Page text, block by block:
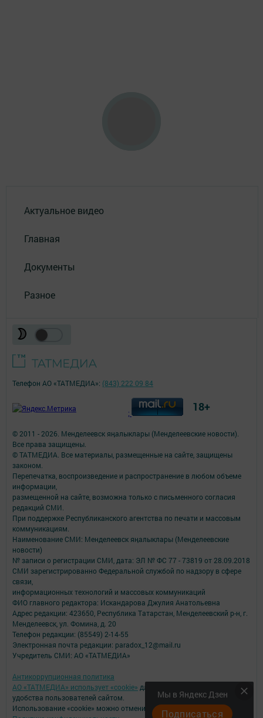
Актуальное видео
Главная
Документы
Разное
Мы в Яндекс Дзен
Подписаться
© 2011 - 2026. Менделеевск яӊалыклары (Менделеевские новости).
Все права защищены.
© ТАТМЕДИА. Все материалы, размещенные на сайте, защищены
законом.
Перепечатка, воспроизведение и распространение в любом объеме
информации,
размещенной на сайте, возможна только с письменного согласия
редакций СМИ.
При поддержке Республиканского агентства по печати и массовым
коммуникациям.
Наименование СМИ: Менделеевск яӊалыклары (Менделеевские
новости)
№ записи о регистрации СМИ, дата: ЭЛ № ФС 77 - 73819 от 28.09.2018
СМИ зарегистрированно Федеральной службой по надзору в сфере
связи,
информационных технологий и массовых коммуникаций
ФИО главного редактора: Искандарова Джулия Анатольевна
Адрес редакции: 423650, Республика Татарстан, Менделеевский р-н, г.
Менделеевск, ул. Фомина, д. 20
Телефон редакции: (85549) 2-14-55
Электронная почта редакции: paradox_12@mail.ru
Учредитель СМИ: АО «ТАТМЕДИА»
Антикоррупционная политика
АО «ТАТМЕДИА» использует «cookie» для персонализации сервисов и
удобства пользователей сайтом.
Использование «cookie» можно отменить в настройках браузера.
Телефон АО «ТАТМЕДИА»: (843) 222 09 84
; 18+